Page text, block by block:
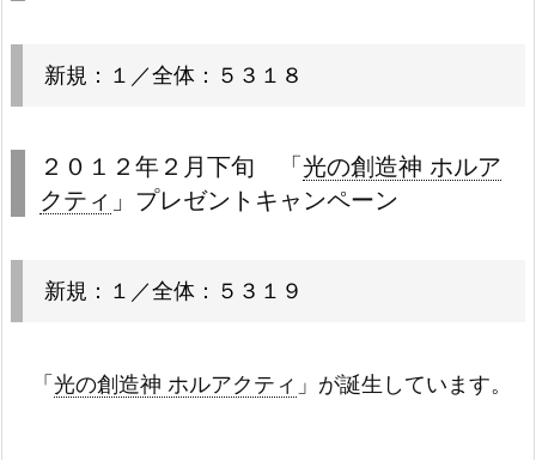
新規：１／全体：５３１８
２０１２年２月下旬 「 光の創造神 ホルア
クティ 」プレゼントキャンペーン
新規：１／全体：５３１９
「 光の創造神 ホルアクティ 」が誕生しています。